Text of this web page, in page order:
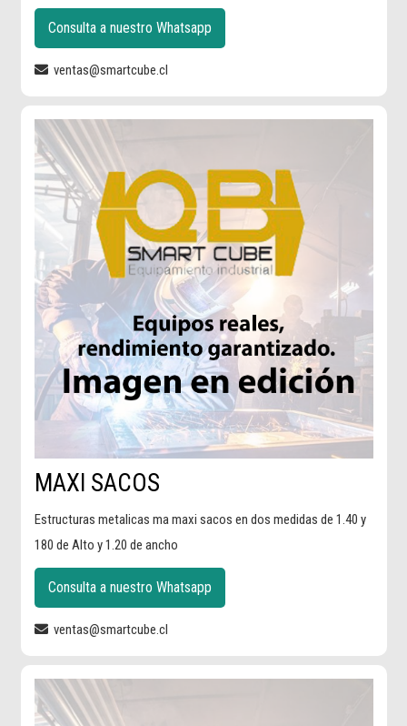
Consulta a nuestro Whatsapp
ventas@smartcube.cl
MAXI SACOS
Estructuras metalicas ma maxi sacos en dos medidas de 1.40 y
180 de Alto y 1.20 de ancho
Consulta a nuestro Whatsapp
ventas@smartcube.cl